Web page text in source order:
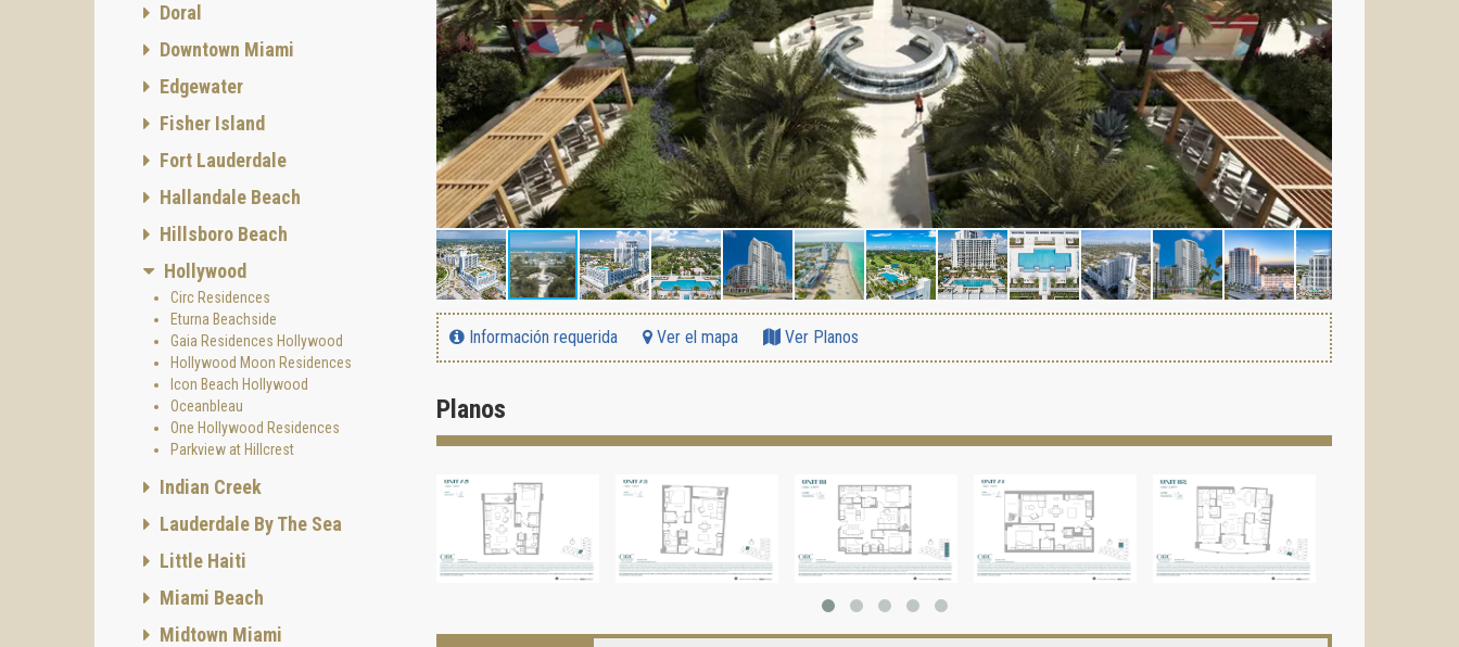
Información requerida Ver el mapa Ver Planos
Planos
Doral
Downtown Miami
Edgewater
Fisher Island
Fort Lauderdale
Hallandale Beach
Hillsboro Beach
Hollywood
Circ Residences
Eturna Beachside
Gaia Residences Hollywood
Hollywood Moon Residences
Icon Beach Hollywood
Oceanbleau
One Hollywood Residences
Parkview at Hillcrest
Indian Creek
Lauderdale By The Sea
Little Haiti
Miami Beach
Midtown Miami